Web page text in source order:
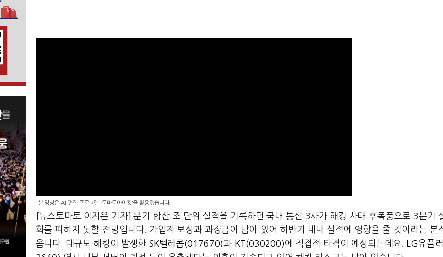
본 영상은 AI 편집 프로그램 '토마토아이컷'을 활용했습니다.
[뉴스토마토 이지은 기자] 분기 합산 조 단위 실적을 기록하던 국내 통신 3사가 해킹 사태 후폭풍으로 3분기
화를 피하지 못할 전망입니다. 가입자 보상과 과징금이 남아 있어 하반기 내내 실적에 영향을 줄 것이라는 분
옵니다. 대규모 해킹이 발생한 SK텔레콤(017670)과 KT(030200)에 직접적 타격이 예상되는데요.
LG유플